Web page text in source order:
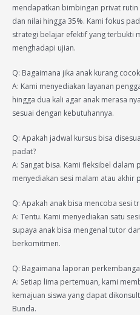
mendapatkan bimbingan privat
dan nilai hingga 35%. Kami fokus
strategi belajar efektif yang terbukti
menghadapi ujian.
Q: Bagaimana jika anak kurang
A: Kami menyediakan layanan
hingga dua kali agar anak merasa
sesuai dengan kebutuhannya.
Q: Apakah jadwal kursus bisa
padat?
A: Sangat bisa. Kami fleksibel dalam
menyediakan sesi malam atau akhir
Q: Apakah anak bisa mencoba sesi
A: Tentu. Kami menyediakan satu
supaya anak bisa mengenal tutor
berkomitmen.
Q: Bagaimana laporan
A: Setiap lima pertemuan, kami
kemajuan siswa yang dapat
Bunda.